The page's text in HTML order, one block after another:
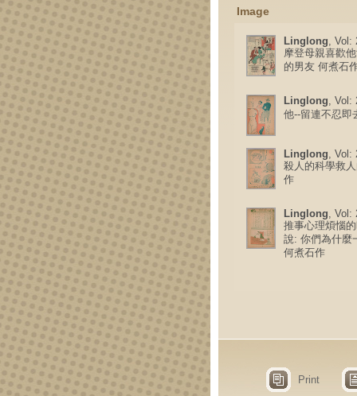
Image
Linglong, Vol:
摩登母親喜歡
的男友 何煮石
Linglong, Vol:
他--留連不忍即
Linglong, Vol:
殺人的科學救
作
Linglong, Vol:
推事心理煩惱
說: 你們為什麼
何煮石作
Print